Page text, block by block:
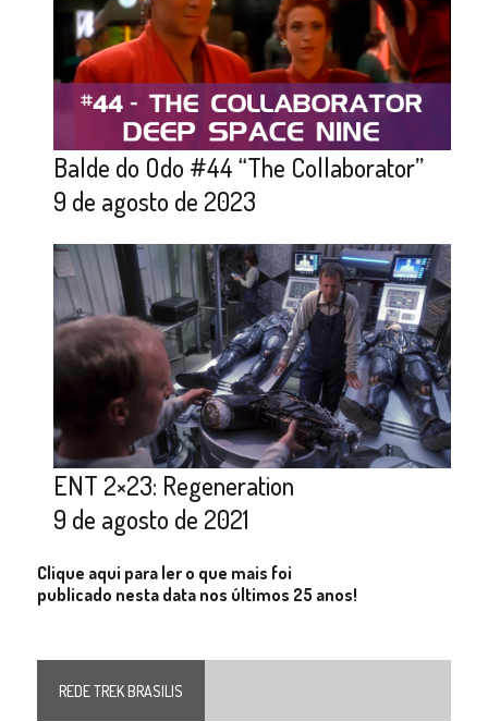
Balde do Odo #44 “The Collaborator”
9 de agosto de 2023
ENT 2×23: Regeneration
9 de agosto de 2021
Clique aqui para ler o que mais foi
publicado nesta data nos últimos 25 anos!
REDE TREK BRASILIS